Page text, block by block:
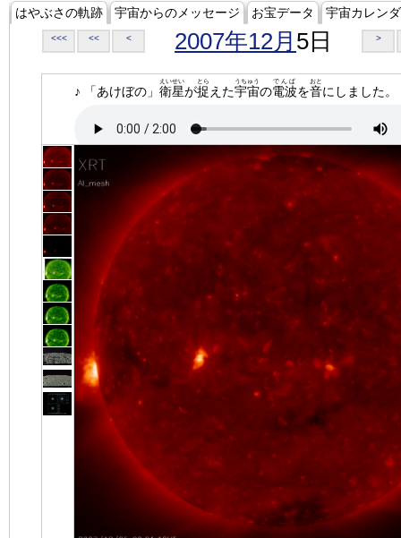
はやぶさの軌跡 宇宙からのメッセージ お宝データ 宇宙カレン
<<< << < 2007年12月 5日 >
♪ 「あけぼの」 衛星
えいせい
が捉
とら
えた宇宙
うちゅう
の電波
でんぱ
を音
おと
にしました。